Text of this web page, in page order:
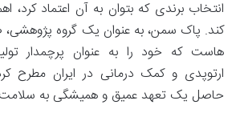
انتخاب برندی که بتوان به آن اعتماد کرد،
کند. پاک سمن، به عنوان یک گروه پژوهشی،
هاست که خود را به عنوان پرچمدار
ارتوپدی و کمک درمانی در ایران مطرح
حاصل یک تعهد عمیق و همیشگی به